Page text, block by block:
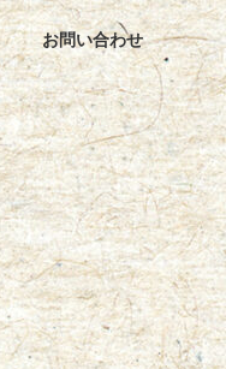
お問い合わせ